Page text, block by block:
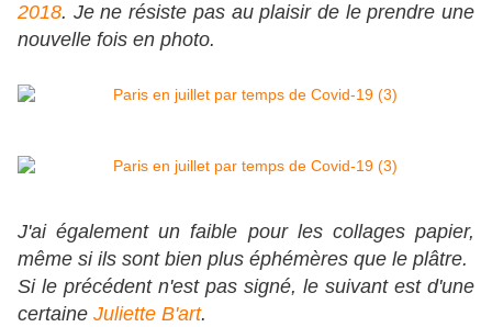
2018. Je ne résiste pas au plaisir de le prendre une
nouvelle fois en photo.
J'ai également un faible pour les collages papier,
même si ils sont bien plus éphémères que le plâtre.
Si le précédent n'est pas signé, le suivant est d'une
certaine Juliette B'art.